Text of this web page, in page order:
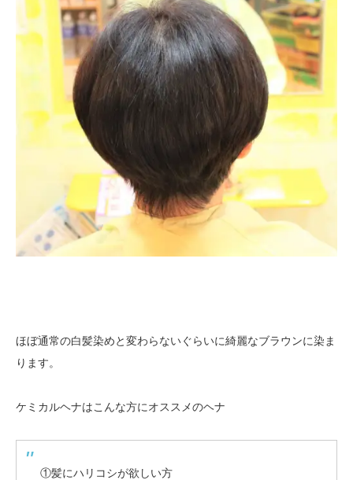
ほぼ通常の白髪染めと変わらないぐらいに綺麗なブラウンに染ま
ります。
ケミカルヘナはこんな方にオススメのヘナ
①髪にハリコシが欲しい方